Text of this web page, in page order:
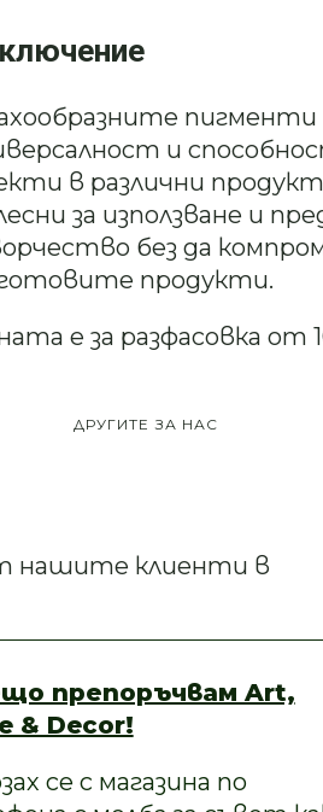
пигменти
и
в различни
за използване и
без да
продукти.
е за разфасовка от
ДРУГИТЕ ЗА НАС
нашите клиенти в
препоръчвам Art,
& Decor!
се с магазина по